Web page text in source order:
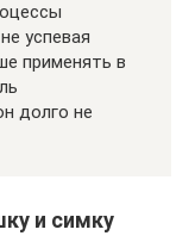
успевая
применять в
долго не
и симку